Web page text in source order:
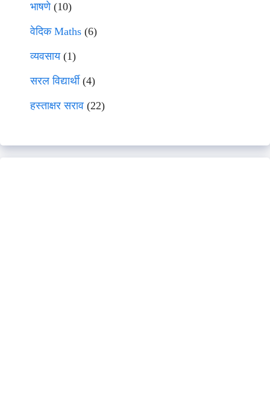
भाषणे(10)
वेदिक Maths (6)
व्यवसाय(1)
सरल विद्यार्थी(4)
हस्ताक्षर सराव (22)